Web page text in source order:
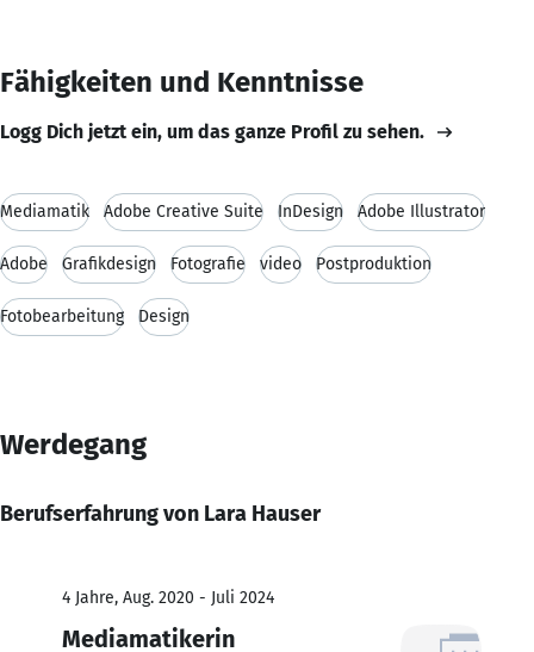
Fähigkeiten und Kenntnisse
Logg Dich jetzt ein, um das ganze Profil zu sehen.
Mediamatik Adobe Creative Suite InDesign Adobe Illustrator
Adobe Grafikdesign Fotografie video Postproduktion
Fotobearbeitung Design
Werdegang
Berufserfahrung von Lara Hauser
4 Jahre, Aug. 2020 - Juli 2024
Mediamatikerin